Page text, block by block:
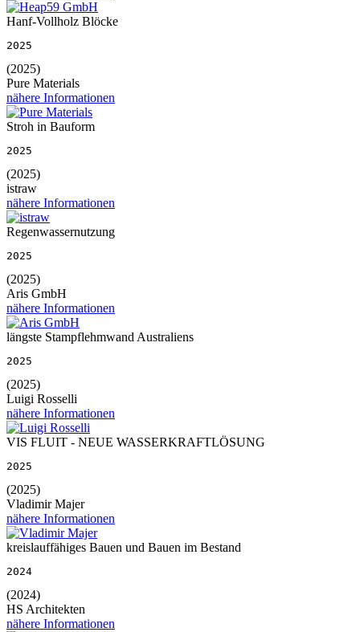
Hanf-Vollholz Blöcke
2025
(2025)
Pure Materials
nähere Informationen
Stroh in Bauform
2025
(2025)
istraw
nähere Informationen
Regenwassernutzung
2025
(2025)
Aris GmbH
nähere Informationen
längste Stampflehmwand Australiens
2025
(2025)
Luigi Rosselli
nähere Informationen
VIS FLUIT - NEUE WASSERKRAFTLÖSUNG
2025
(2025)
Vladimir Majer
nähere Informationen
kreislauffähiges Bauen und Bauen im Bestand
2024
(2024)
HS Architekten
nähere Informationen